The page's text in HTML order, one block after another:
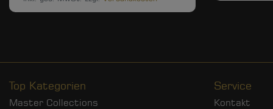
Top Kategorien
Master Collections
Service
Kontakt